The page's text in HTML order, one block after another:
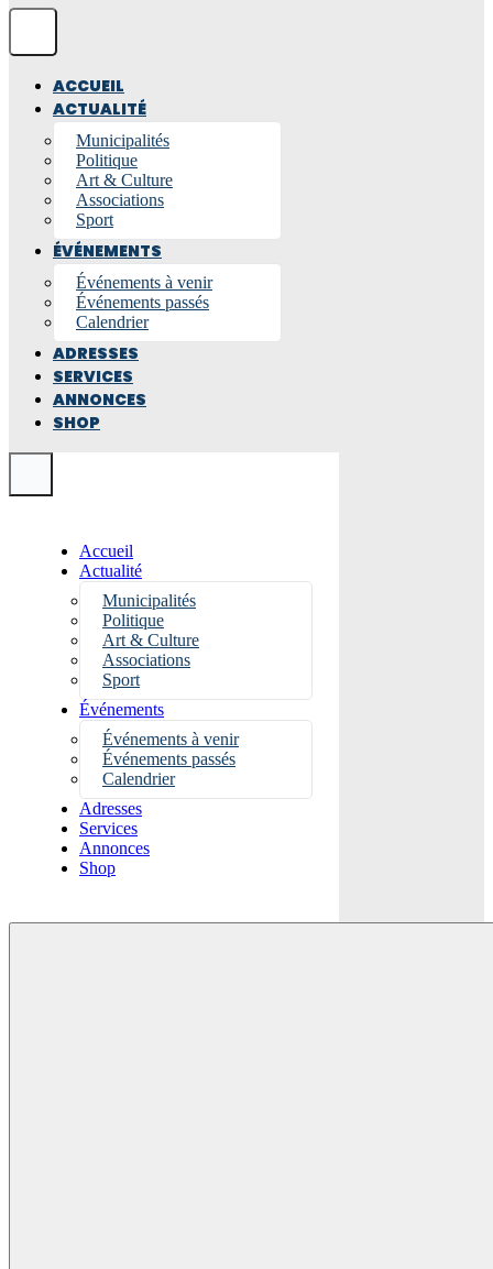
ACCUEIL
ACTUALITÉ
Municipalités
Politique
Art & Culture
Associations
Sport
ÉVÉNEMENTS
Événements à venir
Événements passés
Calendrier
ADRESSES
SERVICES
ANNONCES
SHOP
Accueil
Actualité
Municipalités
Politique
Art & Culture
Associations
Sport
Événements
Événements à venir
Événements passés
Calendrier
Adresses
Services
Annonces
Shop